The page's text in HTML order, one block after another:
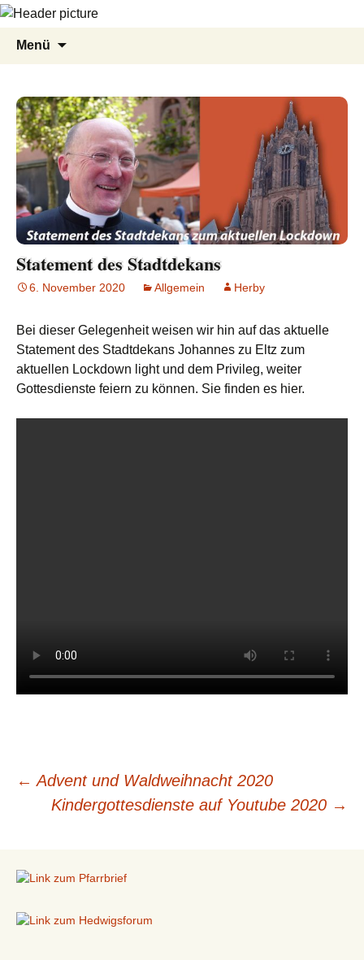
Menü
Statement des Stadtdekans
6. November 2020 Allgemein Herby
Bei dieser Gelegenheit weisen wir hin auf das aktuelle
Statement des Stadtdekans Johannes zu Eltz zum
aktuellen Lockdown light und dem Privileg, weiter
Gottesdienste feiern zu können. Sie finden es hier.
Beitragsnavigation
← Advent und Waldweihnacht 2020
Kindergottesdienste auf Youtube 2020 →